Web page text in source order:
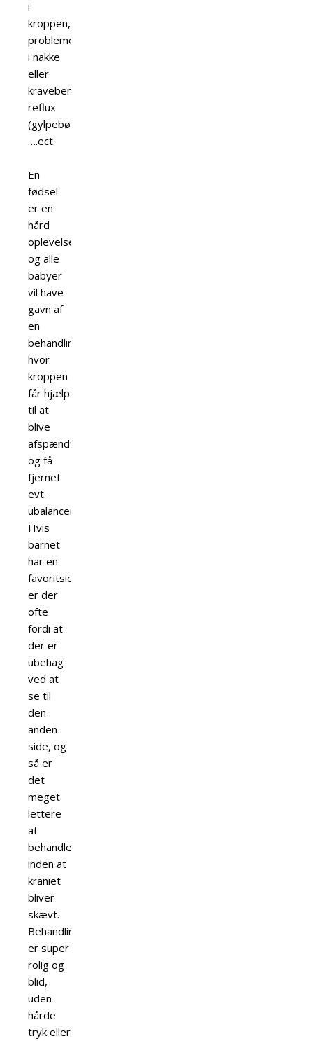
i
kroppen,
problemer
i nakke
eller
kraveben,
reflux
(gylpebørn)
….ect.
En
fødsel
er en
hård
oplevelse,
og alle
babyer
vil have
gavn af
en
behandling
hvor
kroppen
får hjælp
til at
blive
afspændt
og få
fjernet
evt.
ubalancer.
Hvis
barnet
har en
favoritside,
er der
ofte
fordi at
der er
ubehag
ved at
se til
den
anden
side, og
så er
det
meget
lettere
at
behandle
inden at
kraniet
bliver
skævt.
Behandlingen
er super
rolig og
blid,
uden
hårde
tryk eller